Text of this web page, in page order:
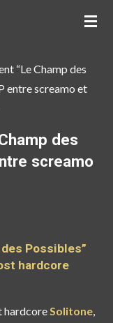
“Le Champ des
entre screamo et
des
screamo
des Possibles”
hardcore
hardcoreSolitone,